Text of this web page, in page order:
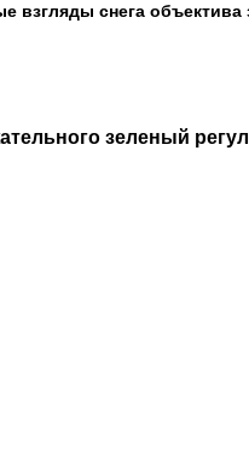
взгляды снега объектива
зеленый